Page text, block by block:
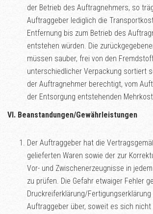
der Betrieb des Auftragnehmers, so
Auftraggeber lediglich die
Entfernung bis zum Betrieb des
entstehen würden. Die
müssen sauber, frei von den
unterschiedlicher Verpackung sortiert
der Auftragnehmer berechtigt, vom
der Entsorgung entstehenden
VI. Beanstandungen/Gewährleistungen
Der Auftraggeber hat die
gelieferten Waren sowie der zur
Vor- und Zwischenerzeugnisse in
zu prüfen. Die Gefahr etwaiger Fehler
Druckreiferklärung/Fertigungserklärung
Auftraggeber über, soweit es sich nicht